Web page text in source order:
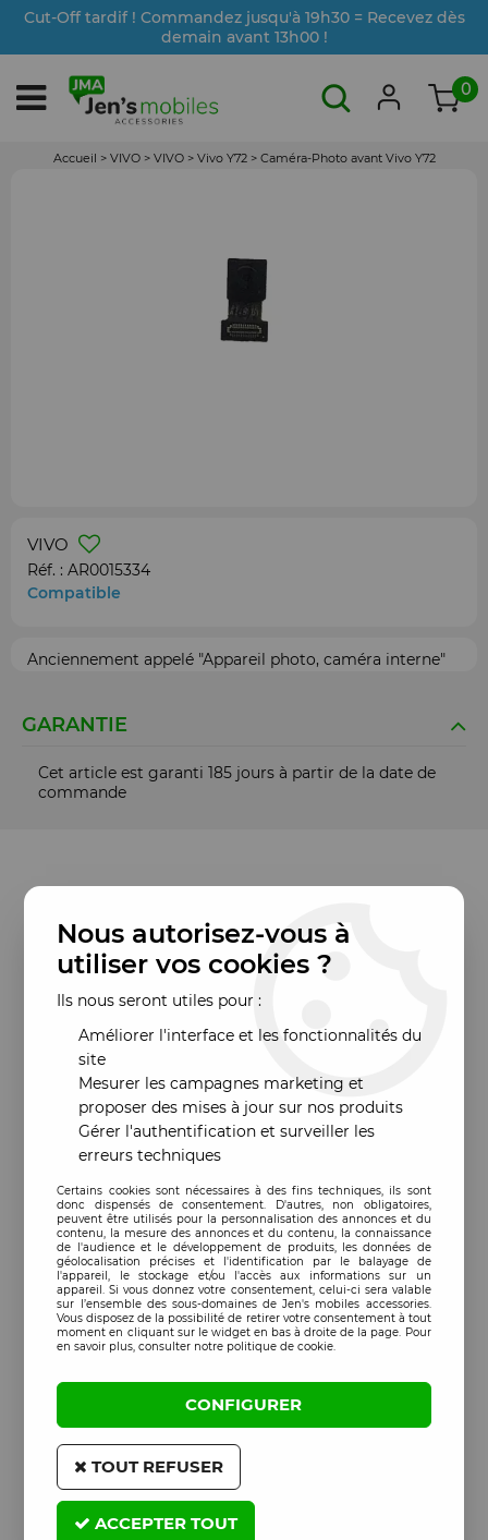
Cut-Off tardif ! Commandez jusqu'à 19h30 = Recevez dès
demain avant 13h00 !
0
Accueil > VIVO > VIVO > Vivo Y72 > Caméra-Photo avant Vivo Y72
VIVO
Réf. : AR0015334
Compatible
Anciennement appelé "Appareil photo, caméra interne"
GARANTIE
Cet article est garanti 185 jours à partir de la date de
commande
Nous autorisez-vous à
utiliser vos cookies ?
Ils nous seront utiles pour :
Améliorer l'interface et les fonctionnalités du
site
Mesurer les campagnes marketing et
proposer des mises à jour sur nos produits
Gérer l'authentification et surveiller les
erreurs techniques
Certains cookies sont nécessaires à des fins techniques, ils sont
donc dispensés de consentement. D'autres, non obligatoires,
peuvent être utilisés pour la personnalisation des annonces et du
contenu, la mesure des annonces et du contenu, la connaissance
de l'audience et le développement de produits, les données de
géolocalisation précises et l'identification par le balayage de
l'appareil, le stockage et/ou l'accès aux informations sur un
appareil. Si vous donnez votre consentement, celui-ci sera valable
sur l’ensemble des sous-domaines de Jen's mobiles accessories.
Vous disposez de la possibilité de retirer votre consentement à tout
moment en cliquant sur le widget en bas à droite de la page. Pour
en savoir plus, consulter notre politique de cookie.
CONFIGURER
TOUT REFUSER
ACCEPTER TOUT